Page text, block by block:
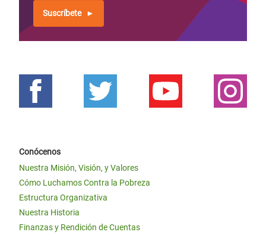
Suscríbete
Conócenos
Nuestra Misión, Visión, y Valores
Cómo Luchamos Contra la Pobreza
Estructura Organizativa
Nuestra Historia
Finanzas y Rendición de Cuentas